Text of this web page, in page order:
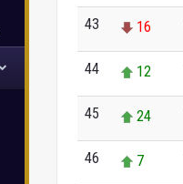
43 16
44 12
45 24
46 7